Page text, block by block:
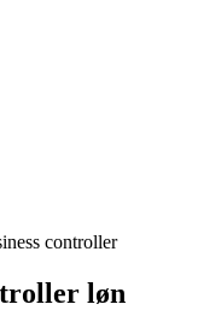
controller
løn